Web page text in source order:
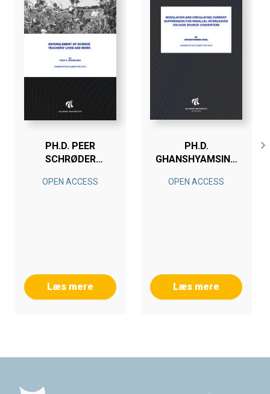
PH.D. PEER
SCHRØDER
OPEN ACCESS
Læs mere
PH.D.
GHANSHYAMSINH
OPEN ACCESS
Læs mere